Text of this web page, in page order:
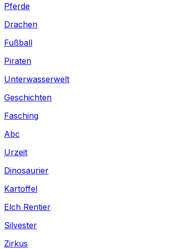
Pferde
Drachen
Fußball
Piraten
Unterwasserwelt
Geschichten
Fasching
Abc
Urzeit
Dinosaurier
Kartoffel
Elch Rentier
Silvester
Zirkus